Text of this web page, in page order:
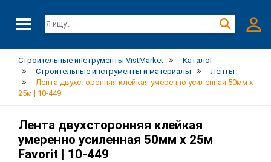
Строительные инструменты VistMarket
Каталог
Строительные инструменты и материалы
Ленты
Лента двухсторонняя клейкая умеренно усиленная 50мм х
25м | 10-449
Лента двухсторонняя клейкая
умеренно усиленная 50мм х 25м
Favorit | 10-449